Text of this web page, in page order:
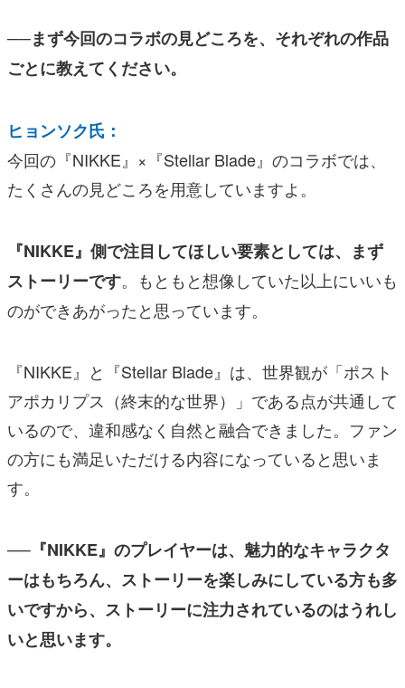
──まず今回のコラボの見どころを、それぞれの作品
ごとに教えてください。
ヒョンソク氏：
今回の『NIKKE』×『Stellar Blade』のコラボでは、
たくさんの見どころを用意していますよ。
『NIKKE』側で注目してほしい要素としては、まず
ストーリーです。もともと想像していた以上にいいも
のができあがったと思っています。
『NIKKE』と『Stellar Blade』は、世界観が「ポスト
アポカリプス（終末的な世界）」である点が共通して
いるので、違和感なく自然と融合できました。ファン
の方にも満足いただける内容になっていると思いま
す。
──『NIKKE』のプレイヤーは、魅力的なキャラクタ
ーはもちろん、ストーリーを楽しみにしている方も多
いですから、ストーリーに注力されているのはうれし
いと思います。